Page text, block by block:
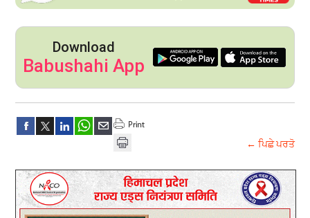
Download
Babushahi App
← ਪਿਛੇ ਪਰਤੋ